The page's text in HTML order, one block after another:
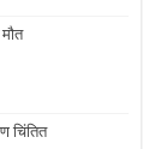
चिंतित